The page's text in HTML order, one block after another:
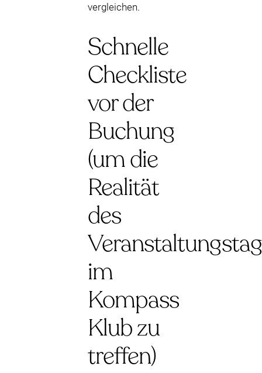
vergleichen.
Schnelle
Checkliste
vor der
Buchung
(um die
Realität
des
im
Kompass
Klub zu
treffen)